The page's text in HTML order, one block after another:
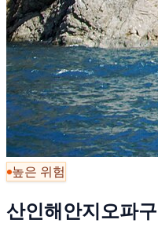
높은 위험
산인해안지오파